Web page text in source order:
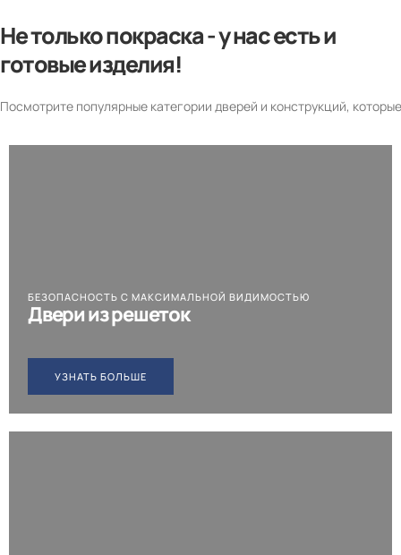
Не только покраска - у нас есть и
готовые изделия!
Посмотрите популярные категории дверей и конструкций,
БЕЗОПАСНОСТЬ С МАКСИМАЛЬНОЙ ВИДИМОСТЬЮ
Двери из решеток
УЗНАТЬ БОЛЬШЕ